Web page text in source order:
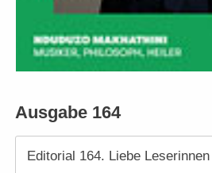
Ausgabe 164
Editorial 164. Liebe